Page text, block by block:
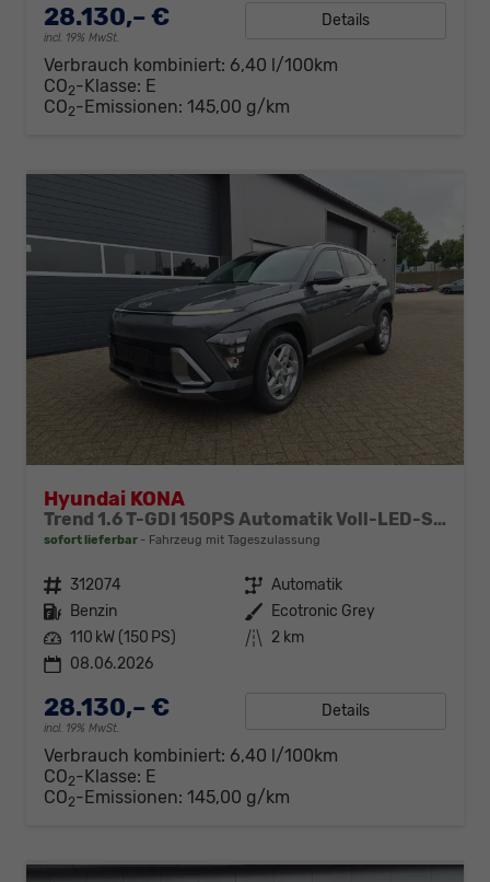
28.130,– €
incl. 19% MwSt.
Details
Verbrauch kombiniert: 6,40 l/100km
CO2-Klasse: E
CO2-Emissionen: 145,00 g/km
Hyundai KONA
Trend 1.6 T-GDI 150PS Automatik Voll-LED-Scheinw. Sitzheizung Lenkradheizung ACC Klimaautomatik Navi Touchscreen DAB+ Apple CarPlay + Android Auto PDC v+h Rückf.Kamera 2xKeyless 17-LM
sofort lieferbar Fahrzeug mit Tageszulassung
Fahrzeugnr. 312074 Getriebe Automatik
Kraftstoff Benzin Außenfarbe Ecotronic Grey
Leistung 110 kW (150 PS) Kilometerstand 2 km
08.06.2026
28.130,– €
incl. 19% MwSt.
Details
Verbrauch kombiniert: 6,40 l/100km
CO2-Klasse: E
CO2-Emissionen: 145,00 g/km